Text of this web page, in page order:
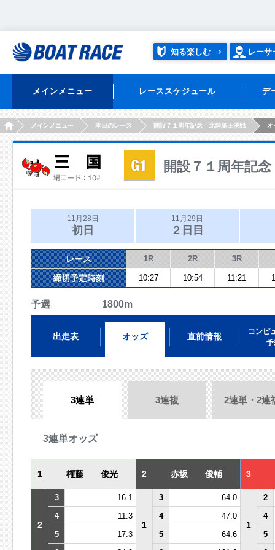
知る楽しむ レーサ
メインメニュー レーススケジュール デ
HOMEメインメニュー 本日のレース 開設７１周年記念 北陸艇王決戦 オ
開設７１周年記
11月28日
初日
11月29日
２日目
レース 1R 2R 3R
締切予定時刻 10:27 10:54 11:21
予選 1800m
出走表 オッズ 直前情報
コンピ
予
3連単 3連複 2連単・2連
3連単オッズ
1 権藤 俊光 2 赤坂 俊輔 3
2
3 16.1
1
3 64.0
1
2
4
11.3 4 47.0
4
5
17.3 5 64.6
5